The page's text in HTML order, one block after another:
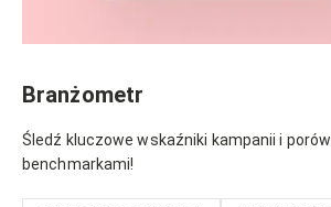
Branżometr
Śledź kluczowe wskaźniki kampanii i
benchmarkami!